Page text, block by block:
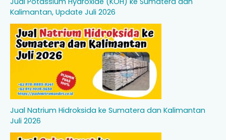
Kalimantan, Update Juli 2026
Jual Natrium Hidroksida ke Sumatera dan Kalimantan
Juli 2026